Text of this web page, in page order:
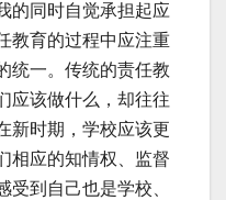
的同时自觉承担起应
教育的过程中应注重
统一。传统的责任教
应该做什么，却往往
新时期，学校应该更
相应的知情权、监督
受到自己也是学校、